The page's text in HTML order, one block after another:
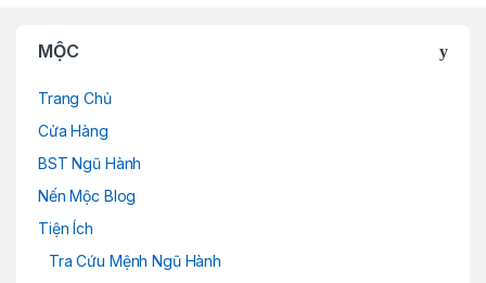
MỘC
Trang Chủ
Cửa Hàng
BST Ngũ Hành
Nến Mộc Blog
Tiện Ích
Tra Cứu Mệnh Ngũ Hành